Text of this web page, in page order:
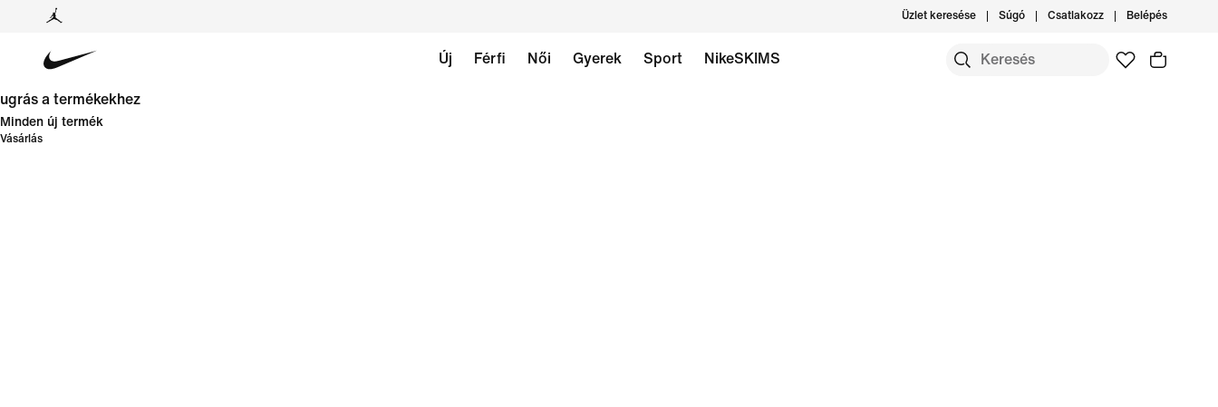
Üzlet keresése Súgó Csatlakozz Belépés
Új Férfi Női Gyerek Sport NikeSKIMS
ugrás a termékekhez
Minden új termék
Vásárlás